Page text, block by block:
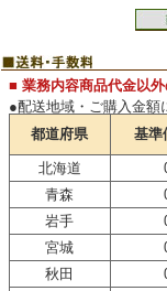
■ 業務内容商品代金以
●配送地域・ご購入金額
都道府県
基準
北海道
青森
岩手
宮城
秋田